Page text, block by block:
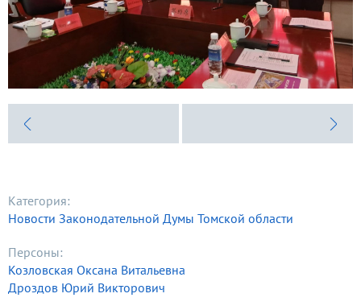
Категория:
Новости Законодательной Думы Томской области
Персоны:
Козловская Оксана Витальевна
Дроздов Юрий Викторович